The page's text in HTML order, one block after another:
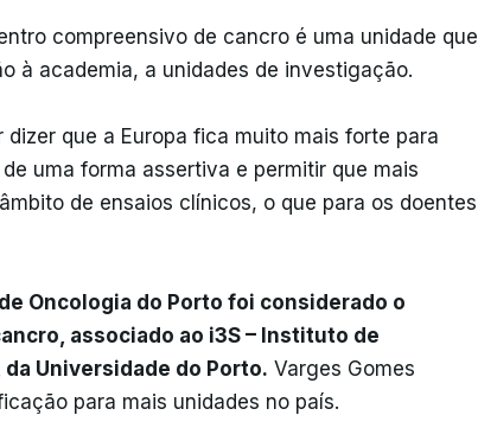
compreensivo de cancro é uma unidade que
à academia, a unidades de investigação.
dizer que a Europa fica muito mais forte para
uma forma assertiva e permitir que mais
de ensaios clínicos, o que para os doentes
Oncologia do Porto foi considerado o
associado ao i3S – Instituto de
Universidade do Porto. Varges Gomes
para mais unidades no país.